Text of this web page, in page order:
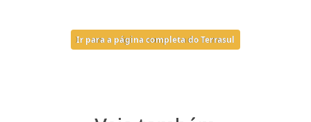
Ir para a página completa do Terrasul